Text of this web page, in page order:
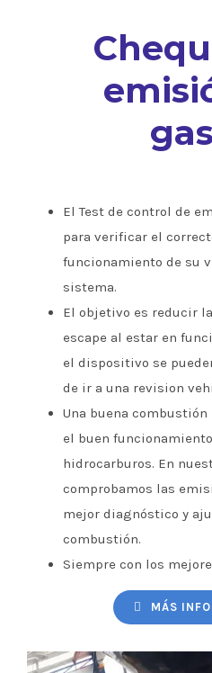
El Test de control de
para verificar el
funcionamiento de su
sistema.
El objetivo es reducir
escape al estar en
el dispositivo se
de ir a una revision
Una buena combustión
el buen funcionamiento
hidrocarburos. En
comprobamos las
mejor diagnóstico y
combustión.
Siempre con los
MÁS